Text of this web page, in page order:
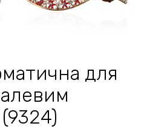
для